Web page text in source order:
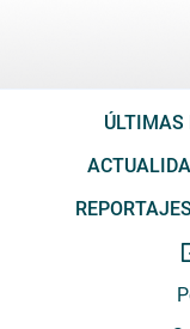
ÚLTIMAS
REPORTAJES